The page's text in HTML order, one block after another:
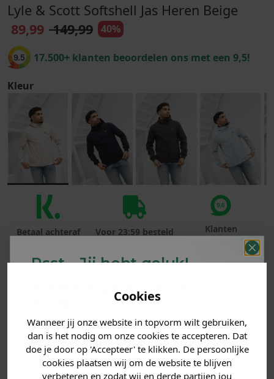
Cookies
Wanneer jij onze website in topvorm wilt gebruiken,
dan is het nodig om onze cookies te accepteren. Dat
doe je door op 'Accepteer' te klikken. De persoonlijke
cookies plaatsen wij om de website te blijven
verbeteren en zodat wij en derde partijen jou
Lyle & Scott Softshell Jas Heren Beige
89,99 149,99 40%
9.5 17.500+ klanten beoordelen ons met een 9,5!
Kleur
Betaal achteraf
Voor 23:59 besteld
Klanten
beoordelen ons
met een 9,6!
MATERIAAL & WASVOORSCHRIFT
ANDERE BESTELDEN OOK
Psst... Jij hebt geluk!
Welke mystery
krijg jij? (Tot-30%
Vertel ons waar je naar op
zoek bent. 👇